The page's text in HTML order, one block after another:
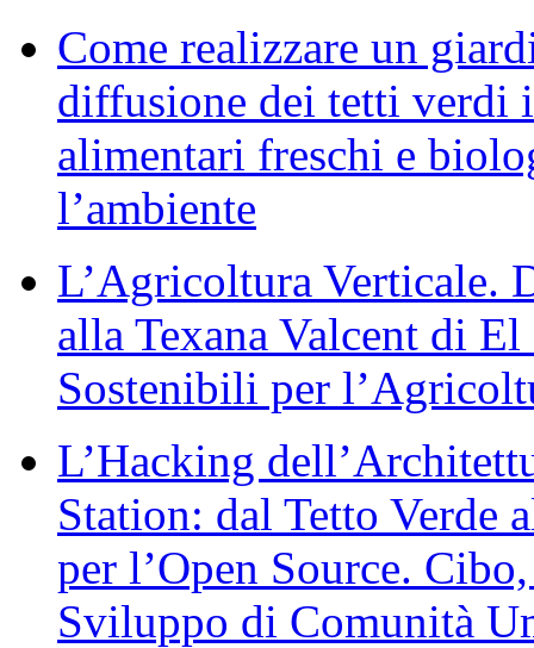
Come realizzare un
diffusione dei tetti verdi
alimentari freschi e
l’ambiente
L’Agricoltura Verticale.
alla Texana Valcent di
Sostenibili per
L’Hacking
Station: dal Tetto Verde
per l’Open Source.
Sviluppo di Comunità